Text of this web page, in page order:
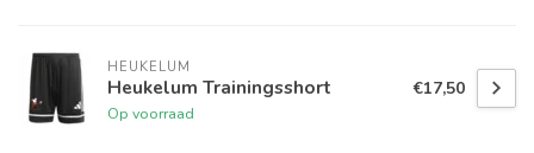
HEUKELUM
Heukelum Trainingsshort
Op voorraad
€17,50